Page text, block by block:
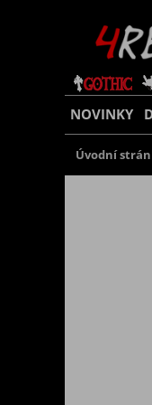
NOVINKY
Úvodní